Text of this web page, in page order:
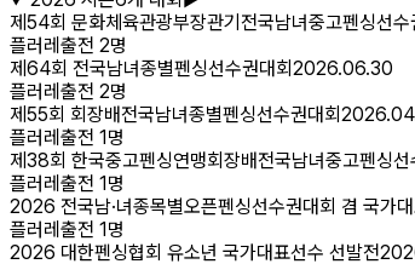
제54회 문화체육관광부장관기전국남녀중고펜싱선수
플러레 출전 2명
제64회 전국남녀종별펜싱선수권대회 2026.06.30
플러레 출전 2명
제55회 회장배전국남녀종별펜싱선수권대회
플러레 출전 1 명
제38회 한국중고펜싱연맹회장배전국남녀중고펜싱선
플러레 출전 1 명
2026 전국남·녀종목별오픈펜싱선수권대회 겸 국가
플러레 출전 1 명
2026 대한펜싱협회 유소년 국가대표선수 선발전